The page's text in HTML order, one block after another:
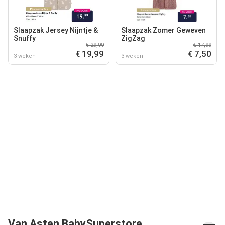
Slaapzak Jersey Nijntje &
Snuffy
3 weken
€ 29,99
€ 19,99
Slaapzak Zomer Geweven
ZigZag
3 weken
€ 17,99
€ 7,50